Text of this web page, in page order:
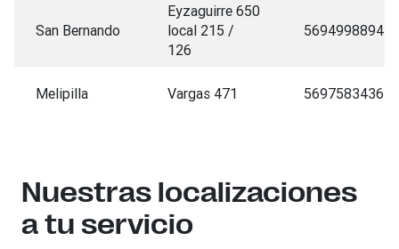
San Bernando
Eyzaguirre 650
local 215 /
126
56949988944
Melipilla Vargas 471 56975834364
Nuestras localizaciones
a tu servicio